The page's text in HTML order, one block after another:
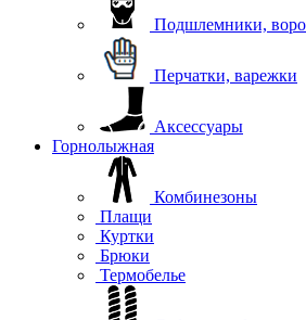
Подшлемники,
Перчатки, варежки
Аксессуары
Горнолыжная
Комбинезоны
Плащи
Куртки
Брюки
Термобелье